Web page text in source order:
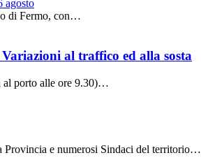
di Fermo, con…
al traffico ed alla sosta
al porto alle ore 9.30)…
Provincia e numerosi Sindaci del territorio…